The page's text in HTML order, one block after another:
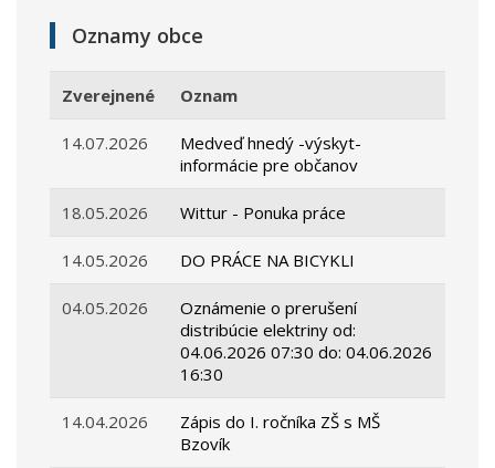
Oznamy obce
Zverejnené Oznam
14.07.2026
Medveď hnedý -výskyt-
informácie pre občanov
18.05.2026 Wittur - Ponuka práce
14.05.2026 DO PRÁCE NA BICYKLI
04.05.2026
Oznámenie o prerušení
distribúcie elektriny od:
04.06.2026 07:30 do: 04.06.2026
16:30
14.04.2026
Zápis do I. ročníka ZŠ s MŠ
Bzovík